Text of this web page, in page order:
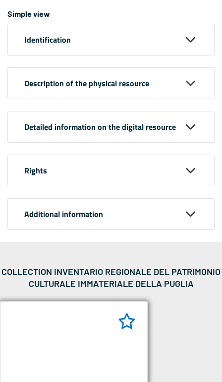
Simple view
Identification
Description of the physical resource
Detailed information on the digital resource
Rights
Additional information
COLLECTION INVENTARIO REGIONALE DEL PATRIMONIO
CULTURALE IMMATERIALE DELLA PUGLIA